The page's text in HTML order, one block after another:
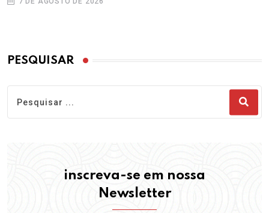
PESQUISAR
inscreva-se em nossa
Newsletter